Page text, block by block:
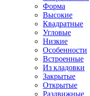
Форма
Высокие
Квадратные
Угловые
Низкие
Особенности
Встроенные
Из кладовки
Закрытые
Открытые
Раздвижные